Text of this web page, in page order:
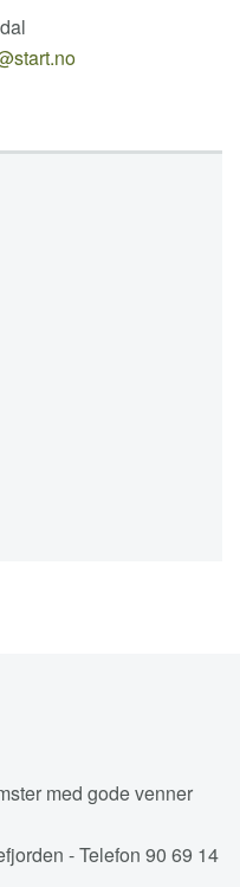
med gode venner
- Telefon 90 69 14